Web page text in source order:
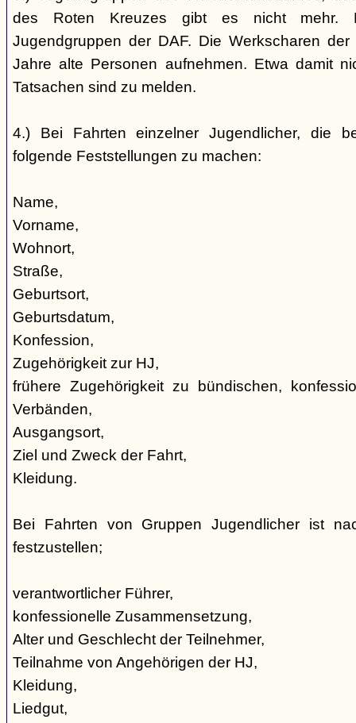
des Roten Kreuzes gibt es nicht mehr.
Jugendgruppen der DAF. Die Werkscharen
Jahre alte Personen aufnehmen. Etwa damit
Tatsachen sind zu melden.
4.) Bei Fahrten einzelner Jugendlicher, die
folgende Feststellungen zu machen:
Name,
Vorname,
Wohnort,
Straße,
Geburtsort,
Geburtsdatum,
Konfession,
Zugehörigkeit zur HJ,
frühere Zugehörigkeit zu bündischen,
Verbänden,
Ausgangsort,
Ziel und Zweck der Fahrt,
Kleidung.
Bei Fahrten von Gruppen Jugendlicher ist
festzustellen;
verantwortlicher Führer,
konfessionelle Zusammensetzung,
Alter und Geschlecht der Teilnehmer,
Teilnahme von Angehörigen der HJ,
Kleidung,
Liedgut,